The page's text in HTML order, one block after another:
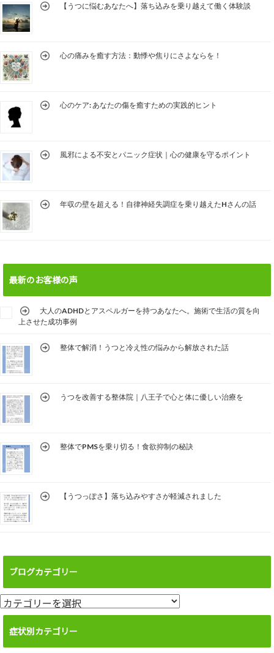
【うつに悩むあなたへ】落ち込みを乗り越えて働く体験談
心の痛みを癒す方法：動悸や焦りにさよならを！
心のケア: あなたの傷を癒すための実践的ヒント
風邪による不安とパニック症状｜心の健康を守るポイント
年収の壁を超える！自律神経失調症を乗り越えたHさんの話
最新のお客様の声
大人のADHDとアスペルガーを持つあなたへ。施術で生活の質を向
上させた成功事例
整体で解消！うつと冷え性の悩みから解放された話
うつを改善する整体院｜八王子で心と体に優しい治療を
整体でPMSを乗り切る！食欲抑制の秘訣
【うつっぽさ】落ち込みやすさが軽減されました
ブログカテゴリー
ブ
ロ
カ
症状別カテゴリー